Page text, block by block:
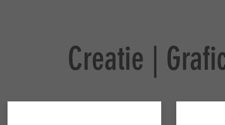
Creatie |